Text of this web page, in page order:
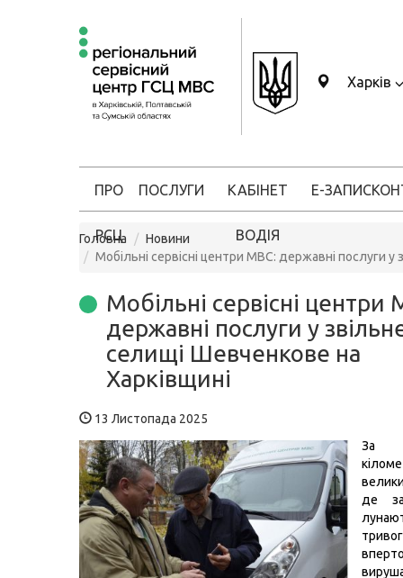
Харків
ПРО
РСЦ
ПОСЛУГИ КАБІНЕТ
ВОДІЯ
Е-ЗАПИС
Головна
Новини
Мобільні сервісні центри МВС: державні послуги
Мобільні сервісні центри
державні послуги у
селищі Шевченкове на
Харківщині
13 Листопада 2025
За
де